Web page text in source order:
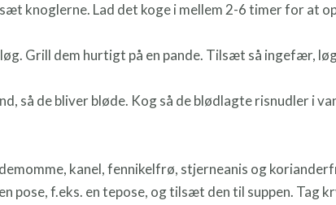
knoglerne. Lad det koge i mellem 2-6 timer for at
Grill dem hurtigt på en pande. Tilsæt så ingefær,
så de bliver bløde. Kog så de blødlagte risnudler i
kanel, fennikelfrø, stjerneanis og
pose, f.eks. en tepose, og tilsæt den til suppen. Tag